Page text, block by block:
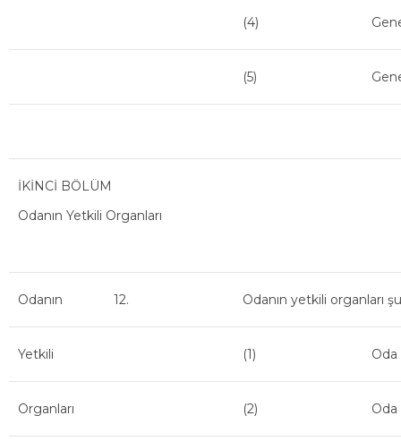
(4)
(5)
İKİNCİ BÖLÜM
Odanın Yetkili Organları
Odanın 12. Odanın yetkili
Yetkili (1) Oda
Organları (2) Oda